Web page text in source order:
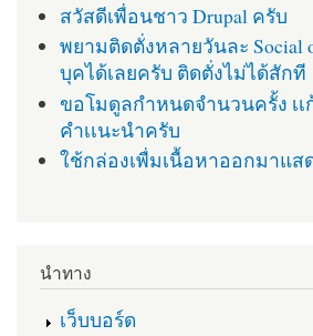
สวัสดีเพื่อนชาว Drupal ครับ
พยามติดตั่งหลายวันละ Social
บุคได้เลยครับ ติดตั่งไม่ได้สักที
ขอโมดูลกำหนดจำนวนครั้ง เเ
คำเเนะนำครับ
ใช้กล่องเพื่มเนื้อหาออกมาแส
นำทาง
เว็บบอร์ด